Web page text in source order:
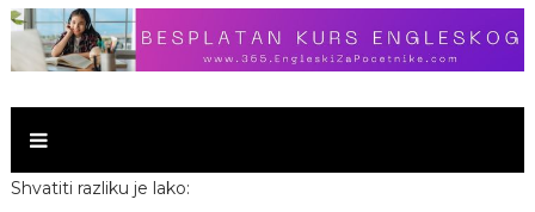
Shvatiti razliku je lako: